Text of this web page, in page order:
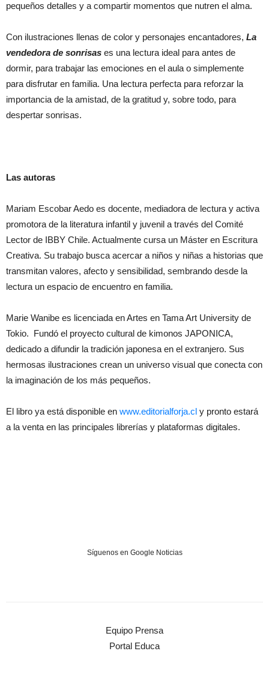
pequeños detalles y a compartir momentos que nutren el alma.
Con ilustraciones llenas de color y personajes encantadores, La
vendedora de sonrisas es una lectura ideal para antes de
dormir, para trabajar las emociones en el aula o simplemente
para disfrutar en familia. Una lectura perfecta para reforzar la
importancia de la amistad, de la gratitud y, sobre todo, para
despertar sonrisas.
Las autoras
Mariam Escobar Aedo es docente, mediadora de lectura y activa
promotora de la literatura infantil y juvenil a través del Comité
Lector de IBBY Chile. Actualmente cursa un Máster en Escritura
Creativa. Su trabajo busca acercar a niños y niñas a historias que
transmitan valores, afecto y sensibilidad, sembrando desde la
lectura un espacio de encuentro en familia.
Marie Wanibe es licenciada en Artes en Tama Art University de
Tokio. Fundó el proyecto cultural de kimonos JAPONICA,
dedicado a difundir la tradición japonesa en el extranjero. Sus
hermosas ilustraciones crean un universo visual que conecta con
la imaginación de los más pequeños.
El libro ya está disponible en www.editorialforja.cl y pronto estará
a la venta en las principales librerías y plataformas digitales.
Síguenos en Google Noticias
Equipo Prensa
Portal Educa